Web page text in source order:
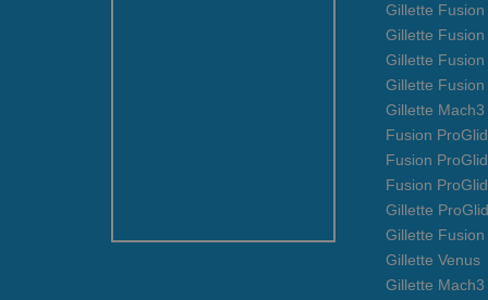
Gillette
Gillette Fusion
Gillette
Gillette
Gillette
Fusion
Fusion
Fusion
Gillette
Gillette Fusion
Gillette Venus
Gillette Mach3